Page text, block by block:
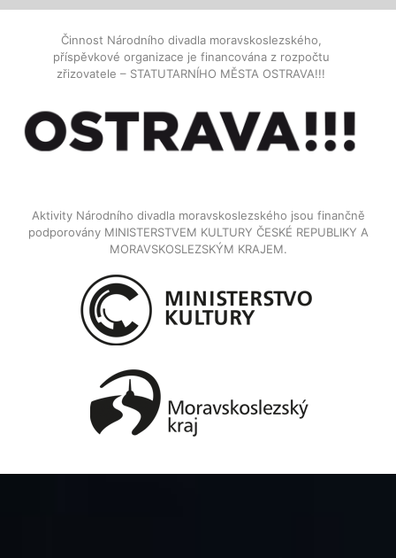
Činnost Národního divadla moravskoslezského,
příspěvkové organizace je financována z rozpočtu
zřizovatele – STATUTARNÍHO MĚSTA OSTRAVA!!!
Aktivity Národního divadla moravskoslezského jsou finančně
podporovány MINISTERSTVEM KULTURY ČESKÉ REPUBLIKY A
MORAVSKOSLEZSKÝM KRAJEM.